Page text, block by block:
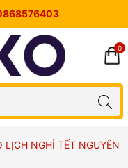
0
LỊCH NGHỈ TẾT NGUYÊN